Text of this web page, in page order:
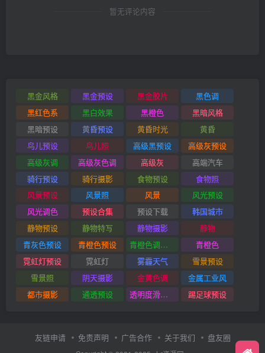
暂无评论内容
黑金风格 黑金预设 黑金胶片
黑色调
黑红色系
黑白效果 黑橙色
黑暗风格
黑暗预设
黄昏预设 黄昏时光
黄昏
鸟儿预设
鸟儿照 高级黑预设
高级灰预设
高级灰调
高级灰色调 高级灰
高端汽车
骑行预设
骑行摄影 食物预设
食物照
风景预设
风景照 风景
风光预设
风光调色
预设合集 预设下载
韩国城市
静物预设
静物特写 静物摄影
静物
青灰色预设
青橙色预设 青橙色调预设
青橙色
霓虹灯预设
霓虹灯 雾霾天气
雪景预设
雪景照
阴天摄影 金黄色调
金属工业风
都市摄影
通透预设 透明度滑块插件 踢足球预设
友链申请 免责声明 广告合作 关于我们 盘友圈